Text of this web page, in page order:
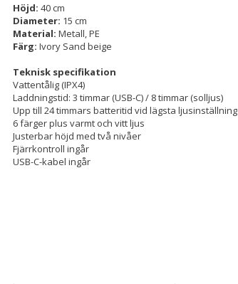
Höjd: 40 cm
Diameter: 15 cm
Material: Metall, PE
Färg: Ivory Sand beige
Teknisk specifikation
Vattentålig (IPX4)
Laddningstid: 3 timmar (USB-C) / 8 timmar (solljus)
Upp till 24 timmars batteritid vid lägsta ljusinställning
6 färger plus varmt och vitt ljus
Justerbar höjd med två nivåer
Fjärrkontroll ingår
USB-C-kabel ingår